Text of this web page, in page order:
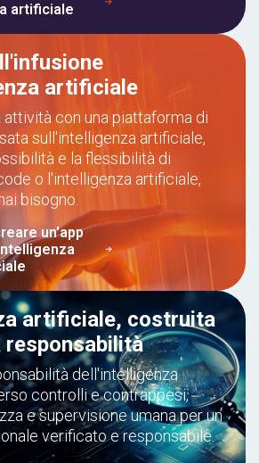
artificiale
artificiale
attività con una piattaforma di
sull'intelligenza artificiale,
e la flessibilità di
o l'intelligenza artificiale,
bisogno.
un'app
artificiale, costruita
dell'intelligenza
controlli e contrappesi,
e supervisione umana per un
verificato e responsabile.